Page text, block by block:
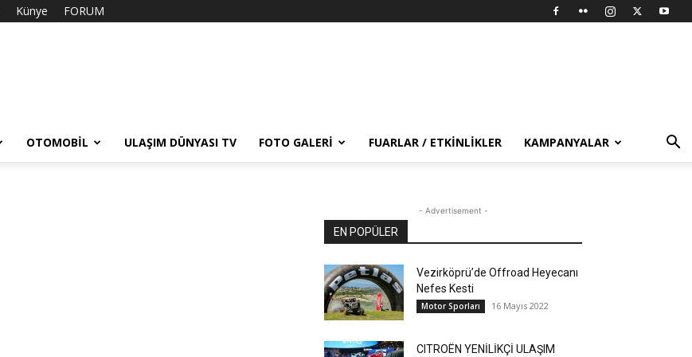
Künye FORUM
OTOMOBIL ULAŞIM DÜNYASI TV FOTO GALERI FUARLAR / ETKINLIKLER KAMPANYALAR
- Advertisement -
EN POPÜLER
Vezirköprü’de Offroad Heyecanı
Nefes Kesti
Motor Sporları 16 Mayıs 2022
CITROËN YENİLİKÇİ ULAŞIM